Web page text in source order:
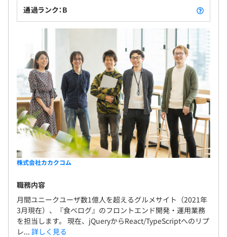
・食べログは大規模な組織であるため、企画と開発は分業
しています。サービス改善施策に対してエンジニアからの
提案は日々行いますが、新規事業の小さいチームのように
サービスの企画もエンジニアが兼任することはありません
・食べログは、iOS・Android関連技術をコアのテーマと
した技術者のためのカンファレンス「iOSDC
Japan2020」「Kotlin Fest 2019」に協賛しております。
◆評価制度
人事評価については、社員の一定期間の業務成果および行
動などを評価し、
それに基づく公正な処遇の実現と人材育成を目的としてい
人事評価の本来の目的は社員ひとりひとりがセルフマネジ
メントを実現することだという考えのもと、
評価される側として受身になるのではなく、評価制度を活
用して自身をマネジメントすることを期待しています。
通過ランク：B
株式会社カカクコム
職務内容
月間ユニークユーザ数1億人を超えるグルメサイト（2021年
3月現在）、『食べログ』のフロントエンド開発・運用業務
を担当します。 現在、jQueryからReact/TypeScriptへのリプ
レ... 詳しく見る